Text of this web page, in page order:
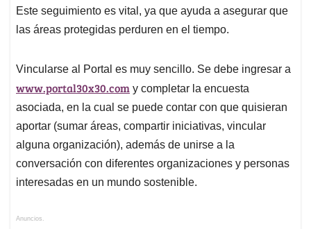
Este seguimiento es vital, ya que ayuda a asegurar que
las áreas protegidas perduren en el tiempo.
Vincularse al Portal es muy sencillo. Se debe ingresar a
www.portal30x30.com y completar la encuesta
asociada, en la cual se puede contar con que quisieran
aportar (sumar áreas, compartir iniciativas, vincular
alguna organización), además de unirse a la
conversación con diferentes organizaciones y personas
interesadas en un mundo sostenible.
Anuncios.